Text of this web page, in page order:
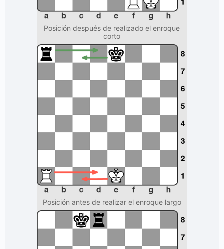
Posición después de realizado el enroque
corto
Posición antes de realizar el enroque largo